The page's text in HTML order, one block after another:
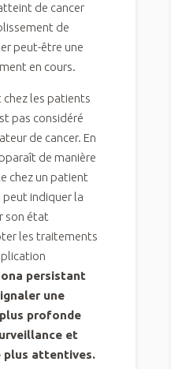
de cancer
de
peut-être une
en cours.
chez les patients
pas considéré
de cancer. En
de manière
chez un patient
peut indiquer la
son état
les traitements
persistant
une
profonde
et
plus attentives.